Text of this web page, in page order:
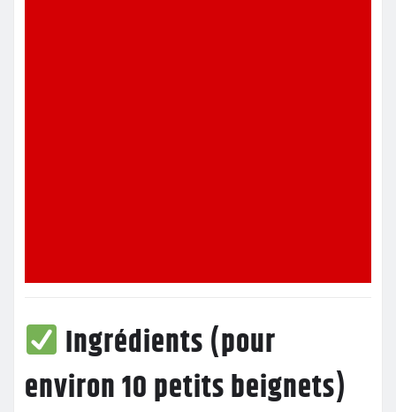
Ingrédients (pour
environ 10 petits beignets)